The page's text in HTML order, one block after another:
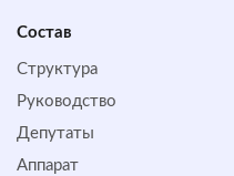
Состав
Структура
Руководство
Депутаты
Аппарат